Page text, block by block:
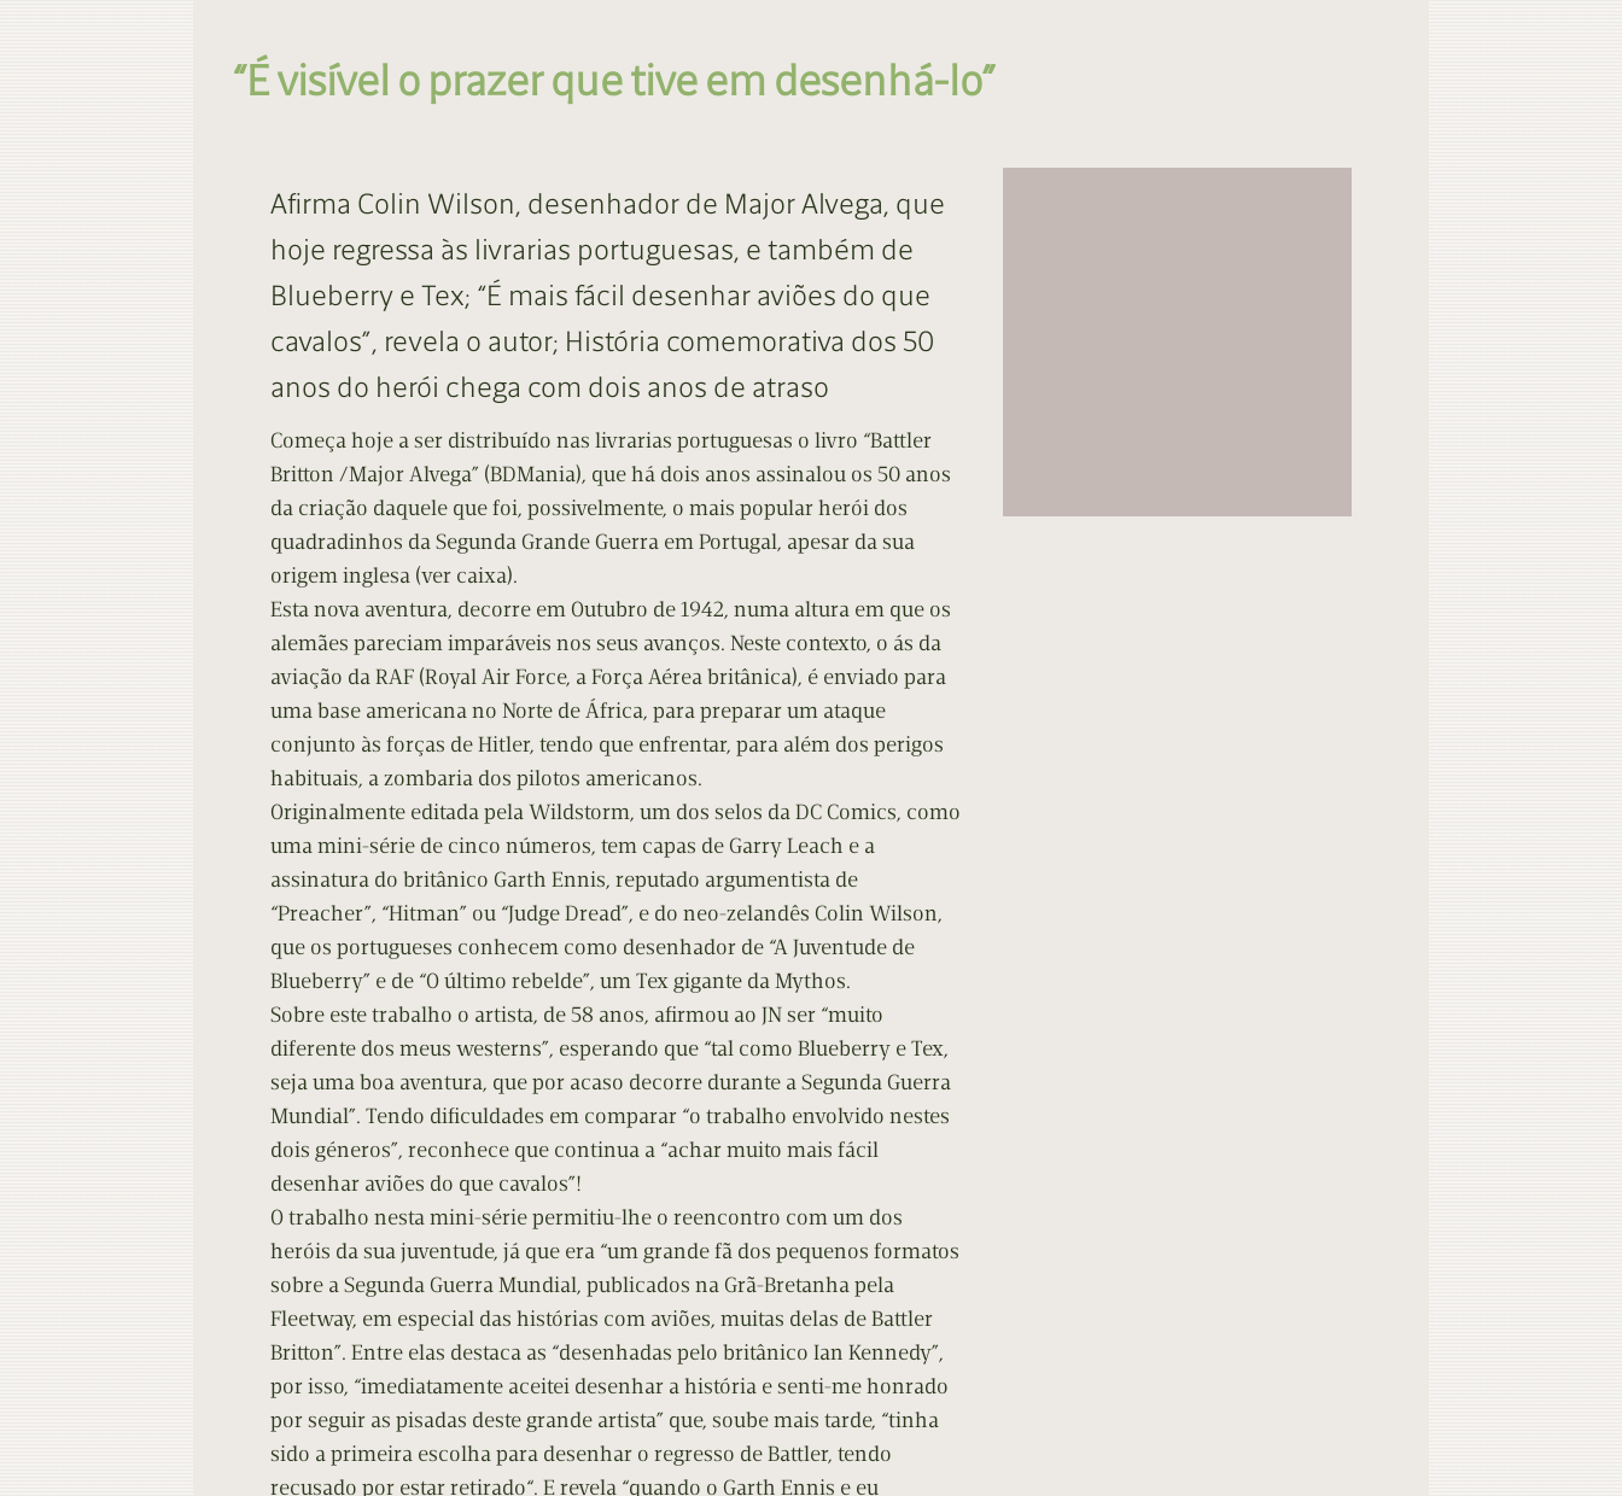
“É visível o prazer que tive em desenhá-lo”
Afirma Colin Wilson, desenhador de Major Alvega, que
hoje regressa às livrarias portuguesas, e também de
Blueberry e Tex; “É mais fácil desenhar aviões do que
cavalos”, revela o autor; História comemorativa dos 50
anos do herói chega com dois anos de atraso
Começa hoje a ser distribuído nas livrarias portuguesas o livro “Battler
Britton /Major Alvega” (BDMania), que há dois anos assinalou os 50 anos
da criação daquele que foi, possivelmente, o mais popular herói dos
quadradinhos da Segunda Grande Guerra em Portugal, apesar da sua
origem inglesa (ver caixa).
Esta nova aventura, decorre em Outubro de 1942, numa altura em que os
alemães pareciam imparáveis nos seus avanços. Neste contexto, o ás da
aviação da RAF (Royal Air Force, a Força Aérea britânica), é enviado para
uma base americana no Norte de África, para preparar um ataque
conjunto às forças de Hitler, tendo que enfrentar, para além dos perigos
habituais, a zombaria dos pilotos americanos.
Originalmente editada pela Wildstorm, um dos selos da DC Comics, como
uma mini-série de cinco números, tem capas de Garry Leach e a
assinatura do britânico Garth Ennis, reputado argumentista de
“Preacher”, “Hitman” ou “Judge Dread”, e do neo-zelandês Colin Wilson,
que os portugueses conhecem como desenhador de “A Juventude de
Blueberry” e de “O último rebelde”, um Tex gigante da Mythos.
Sobre este trabalho o artista, de 58 anos, afirmou ao JN ser “muito
diferente dos meus westerns”, esperando que “tal como Blueberry e Tex,
seja uma boa aventura, que por acaso decorre durante a Segunda Guerra
Mundial”. Tendo dificuldades em comparar “o trabalho envolvido nestes
dois géneros”, reconhece que continua a “achar muito mais fácil
desenhar aviões do que cavalos”!
O trabalho nesta mini-série permitiu-lhe o reencontro com um dos
heróis da sua juventude, já que era “um grande fã dos pequenos formatos
sobre a Segunda Guerra Mundial, publicados na Grã-Bretanha pela
Fleetway, em especial das histórias com aviões, muitas delas de Battler
Britton”. Entre elas destaca as “desenhadas pelo britânico Ian Kennedy”,
por isso, “imediatamente aceitei desenhar a história e senti-me honrado
por seguir as pisadas deste grande artista” que, soube mais tarde, “tinha
sido a primeira escolha para desenhar o regresso de Battler, tendo
recusado por estar retirado“. E revela “quando o Garth Ennis e eu